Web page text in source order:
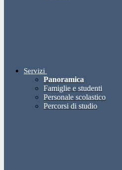
Servizi
Panoramica
Famiglie e studenti
Personale scolastico
Percorsi di studio